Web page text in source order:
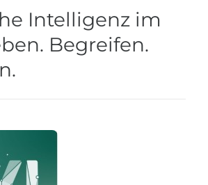
Intelligenz im
Begreifen.